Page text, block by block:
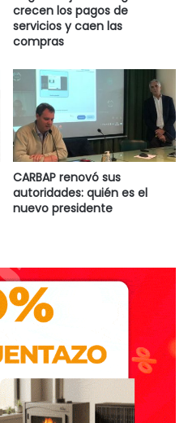
crecen los pagos de
servicios y caen las
compras
CARBAP renovó sus
autoridades: quién es el
nuevo presidente